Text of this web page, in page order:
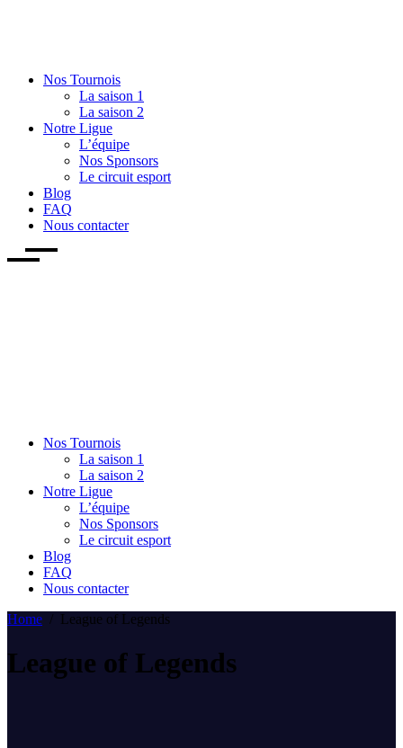
Nos Tournois
La saison 1
La saison 2
Notre Ligue
L’équipe
Nos Sponsors
Le circuit esport
Blog
FAQ
Nous contacter
Nos Tournois
La saison 1
La saison 2
Notre Ligue
L’équipe
Nos Sponsors
Le circuit esport
Blog
FAQ
Nous contacter
Home / League of Legends
League of Legends